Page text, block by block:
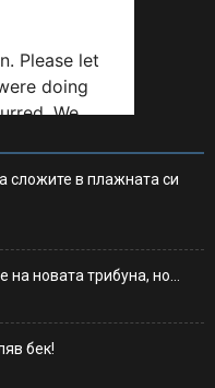
сложите в плажната си
новата трибуна, но…
бек!